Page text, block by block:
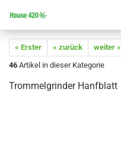
« Erster « zurück weiter »
46 Artikel in dieser Kategorie
Trommelgrinder Hanfblatt